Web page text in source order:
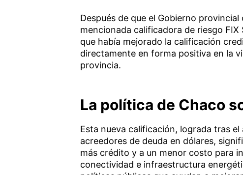
Después de que el Gobierno
mencionada calificadora de riesgo
que había mejorado la calificación
directamente en forma positiva en la
provincia.
La política de Chaco
Esta nueva calificación, lograda tras
acreedores de deuda en dólares,
más crédito y a un menor costo para
conectividad e infraestructura